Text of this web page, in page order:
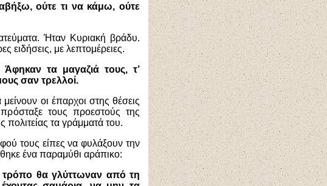
ούτε τι να κάμω, ούτε
Ήταν Κυριακή βράδυ.
ειδήσεις, με λεπτομέρειες.
τα μαγαζιά τους, τ’
σαν τρελλοί.
οι έπαρχοι στης θέσεις
τους προεστούς της
πολιτείας τα γράμματά του.
τους είπες να φυλάξουν την
ένα παραμύθι αράπικο:
τρόπο θα γλύττωναν από τη